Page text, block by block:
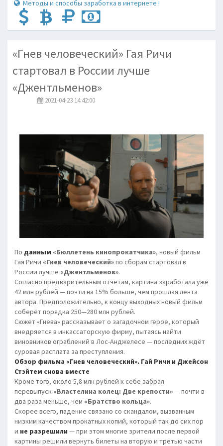
Методы и способы заработка в интернете !
«Гнев человеческий» Гая Ричи
стартовал в России лучше
«Джентльменов»
2021-04-23 14:42:00
По данным «Бюллетень кинопрокатчика», новый фильм
Гая Ричи «Гнев человеческий»по сборам стартовал в
России лучше «Джентльменов».
Согласно предварительным отчётам, картина заработала уже
42 млн рублей — почти на 15% больше, чем прошлая лента
автора. Предположительно, к концу выходных новый фильм
соберёт порядка 250—280 млн рублей.
Сюжет «Гнева» рассказывает о загадочном герое, который
внедряется в инкассаторскую фирму, пытаясь найти
виновников ограблений в Лос-Анджелесе — последних ждёт
суровая расплата за преступления.
Обзор фильма «Гнев человеческий». Гай Ричи и Джейсон
Стэйтем снова вместе
Кроме того, около 5,8 млн рублей к себе забрал
перевыпуск «Властелина колец: Две крепости»— почти в
два раза меньше, чем «Братство кольца».
Скорее всего, падение связано со скандалом, вызванным
низким качеством прокатных копий, который так до сих пор
и не разрешили — при этом многие зрители после первой
картины решили вернуть билеты на вторую и третью части